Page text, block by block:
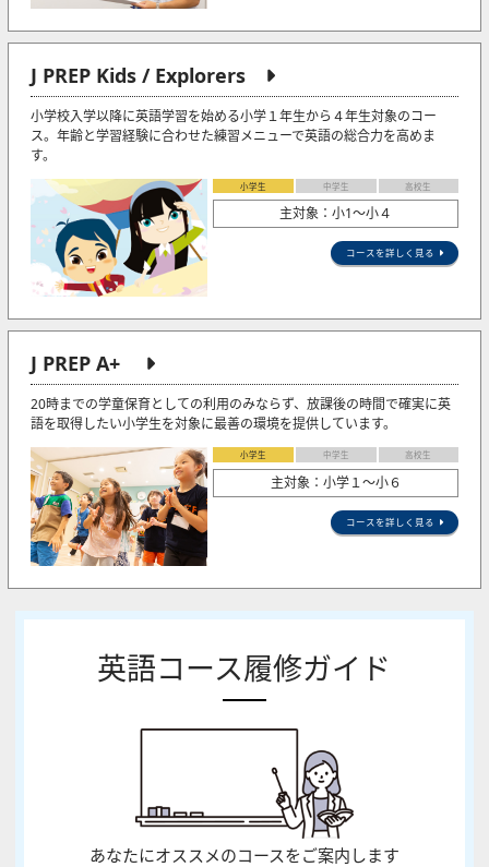
J PREP Kids / Explorers
小学校入学以降に英語学習を始める小学１年生から４年生対象のコー
ス。年齢と学習経験に合わせた練習メニューで英語の総合力を高めま
す。
小学生 中学生 高校生
主対象：小1〜小４
コースを詳しく見る
J PREP A+
20時までの学童保育としての利用のみならず、放課後の時間で確実に英
語を取得したい小学生を対象に最善の環境を提供しています。
小学生 中学生 高校生
主対象：小学１～小６
コースを詳しく見る
英語コース履修ガイド
あなたにオススメのコースをご案内します